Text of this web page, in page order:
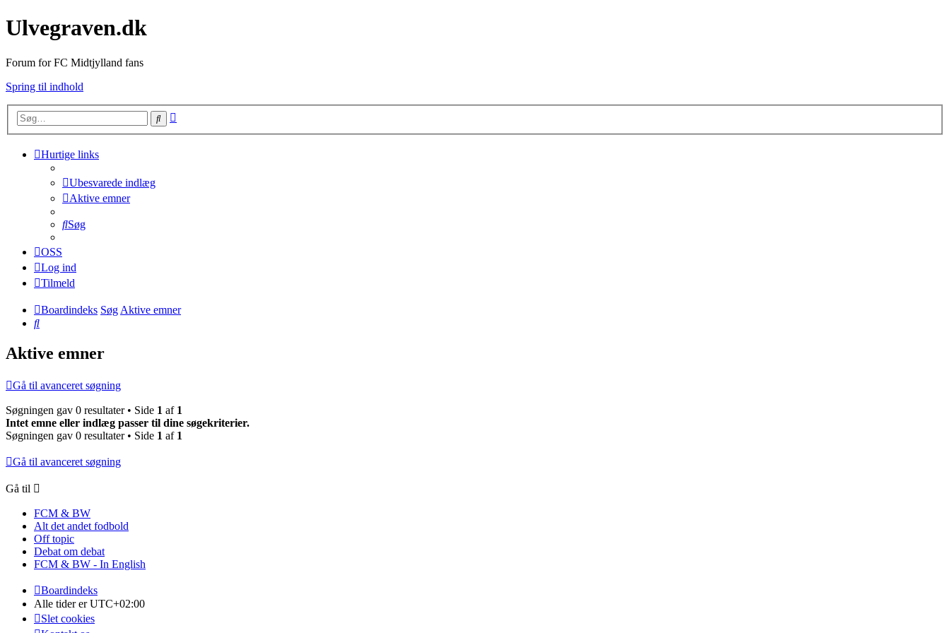
Ulvegraven.dk
Forum for FC Midtjylland fans
Spring til indhold
Søg
Hurtige links
Ubesvarede indlæg
Aktive emner
Søg
OSS
Log ind
Tilmeld
Boardindeks SøgAktive emner
Søg
Aktive emner
Gå til avanceret søgning
Søgningen gav 0 resultater • Side 1 af 1
Intet emne eller indlæg passer til dine søgekriterier.
Søgningen gav 0 resultater • Side 1 af 1
Gå til avanceret søgning
Gå til
FCM & BW
Alt det andet fodbold
Off topic
Debat om debat
FCM & BW - In English
Boardindeks
Alle tider erUTC+02:00
Slet cookies